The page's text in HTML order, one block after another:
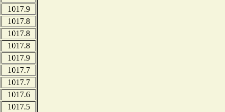
1017.9
1017.8
1017.8
1017.8
1017.9
1017.7
1017.7
1017.6
1017.5